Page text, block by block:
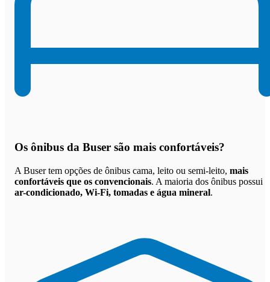
Os ônibus da Buser são mais confortáveis?
A Buser tem opções de ônibus cama, leito ou semi-leito, mais
confortáveis que os convencionais. A maioria dos ônibus possui
ar-condicionado, Wi-Fi, tomadas e água mineral.